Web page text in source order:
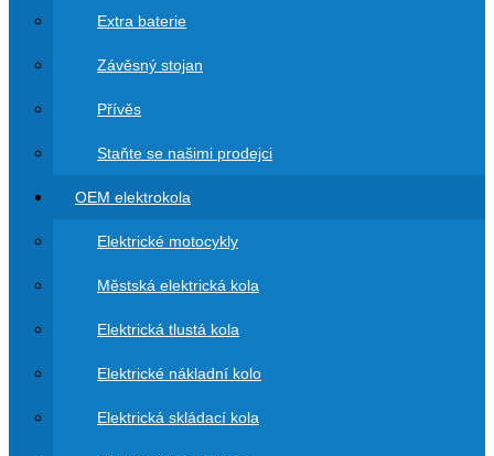
Extra baterie
Závěsný stojan
Přívěs
Staňte se našimi prodejci
OEM elektrokola
Elektrické motocykly
Městská elektrická kola
Elektrická tlustá kola
Elektrické nákladní kolo
Elektrická skládací kola